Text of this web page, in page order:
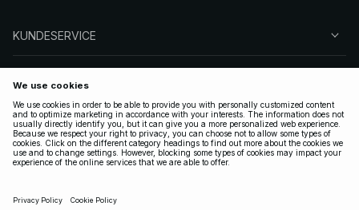
KUNDESERVICE
FØLG OSS
LOVLIG